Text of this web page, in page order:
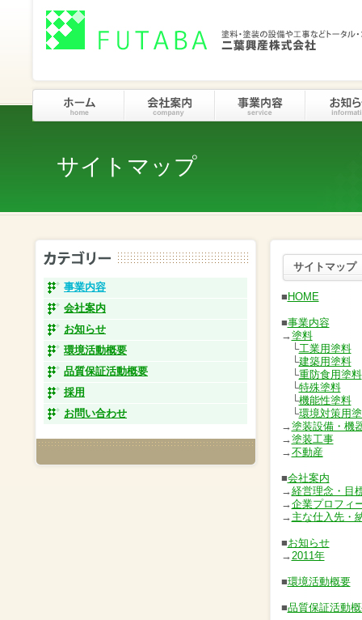
サイトマップ
事業内容
会社案内
お知らせ
環境活動概要
品質保証活動概要
採用
お問い合わせ
サイトマップ
■ HOME
■事業内容
→塗料
└工業用塗料
└建築用塗料
└重防食用塗料
└特殊塗料
└機能性塗料
└環境対策用
→塗装設備・機
→塗装工事
→不動産
■会社案内
→経営理念・目
→企業プロフィ
→ 主な仕入先・
■お知らせ
→2011年
■環境活動概要
■品質保証活動